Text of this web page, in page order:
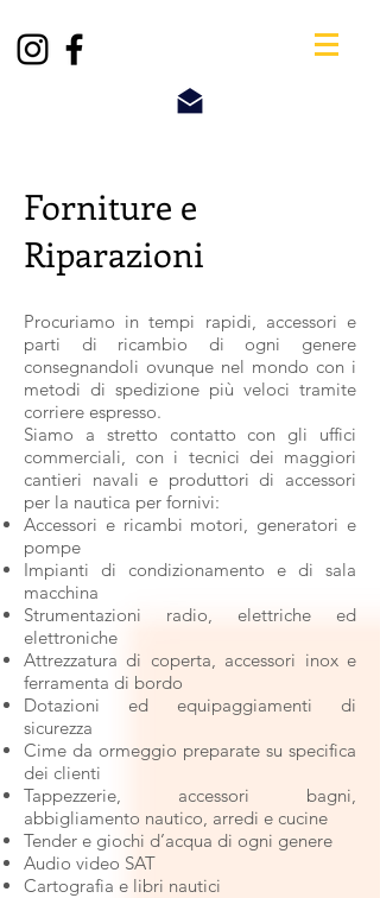
Forniture e
Riparazioni
Procuriamo in tempi rapidi, accessori e
parti di ricambio di ogni genere
consegnandoli ovunque nel mondo con i
metodi di spedizione più veloci tramite
corriere espresso.
Siamo a stretto contatto con gli uffici
commerciali, con i tecnici dei maggiori
cantieri navali e produttori di accessori
per la nautica per fornivi:
Accessori e ricambi motori, generatori e
pompe
Impianti di condizionamento e di sala
macchina
Strumentazioni radio, elettriche ed
elettroniche
Attrezzatura di coperta, accessori inox e
ferramenta di bordo
Dotazioni ed equipaggiamenti di
sicurezza
Cime da ormeggio preparate su specifica
dei clienti
Tappezzerie, accessori bagni,
abbigliamento nautico, arredi e cucine
Tender e giochi d’acqua di ogni genere
Audio video SAT
Cartografia e libri nautici